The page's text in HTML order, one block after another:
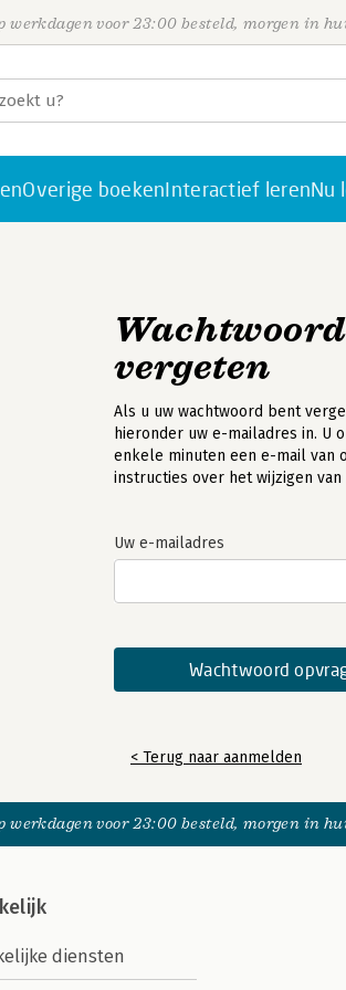
werkdagen voor 23:00 besteld, morgen in
Overige boekenInteractief lerenNu
Wachtwoord
vergeten
Als u uw wachtwoord bent
hieronder uw e-mailadres in. U
enkele minuten een e-mail van
instructies over het wijzigen van
Uw e-mailadres
< Terug naar aanmelden
werkdagen voor 23:00 besteld, morgen in
diensten